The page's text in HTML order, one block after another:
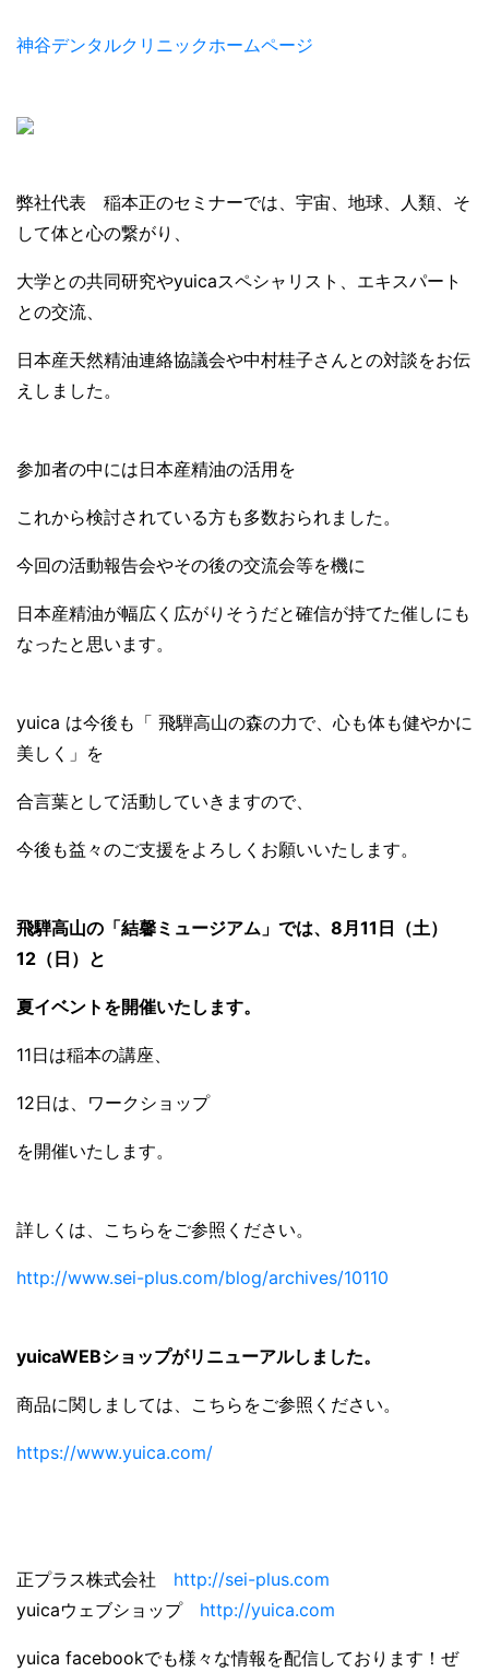
神谷デンタルクリニックホームページ
弊社代表 稲本正のセミナーでは、宇宙、地球、人類、そ
して体と心の繋がり、
大学との共同研究やyuicaスペシャリスト、エキスパート
との交流、
日本産天然精油連絡協議会や中村桂子さんとの対談をお伝
えしました。
参加者の中には日本産精油の活用を
これから検討されている方も多数おられました。
今回の活動報告会やその後の交流会等を機に
日本産精油が幅広く広がりそうだと確信が持てた催しにも
なったと思います。
yuica は今後も「 飛騨高山の森の力で、心も体も健やかに
美しく」を
合言葉として活動していきますので、
今後も益々のご支援をよろしくお願いいたします。
飛騨高山の「結馨ミュージアム」では、8月11日（土）
12（日）と
夏イベントを開催いたします。
11日は稲本の講座、
12日は、ワークショップ
を開催いたします。
詳しくは、こちらをご参照ください。
http://www.sei-plus.com/blog/archives/10110
yuicaWEBショップがリニューアルしました。
商品に関しましては、こちらをご参照ください。
https://www.yuica.com/
正プラス株式会社 http://sei-plus.com
yuicaウェブショップ http://yuica.com
yuica facebookでも様々な情報を配信しております！ぜ